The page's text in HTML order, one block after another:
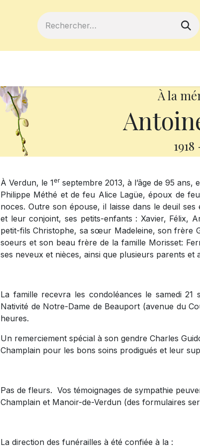
À la
1918
À Verdun, le 1erseptembre 2013, à l’âge de 95 ans,
Philippe Méthé et de feu Alice Lagüe, époux de
noces. Outre son épouse, il laisse dans le deuil
et leur conjoint, ses petits-enfants : Xavier, Félix,
petit-fils Christophe, sa sœur Madeleine, son frère
soeurs et son beau frère de la famille Morisset:
ses neveux et nièces, ainsi que plusieurs parents et
La famille recevra les condoléances le samedi 21
Nativité de Notre-Dame de Beauport (avenue du
heures.
Un remerciement spécial à son gendre Charles
Champlain pour les bons soins prodigués et leur
Pas de fleurs. Vos témoignages de sympathie
Champlain et Manoir-de-Verdun (des formulaires
La direction des funérailles à été confiée à la :